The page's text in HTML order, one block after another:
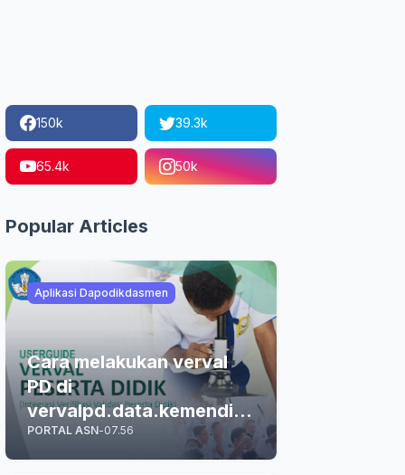
150k 39.3k
65.4k 50k
Popular Articles
Aplikasi Dapodikdasmen
Cara melakukan verval
PD di
vervalpd.data.kemendikd
asmen.go.id
PORTAL ASN-07.56